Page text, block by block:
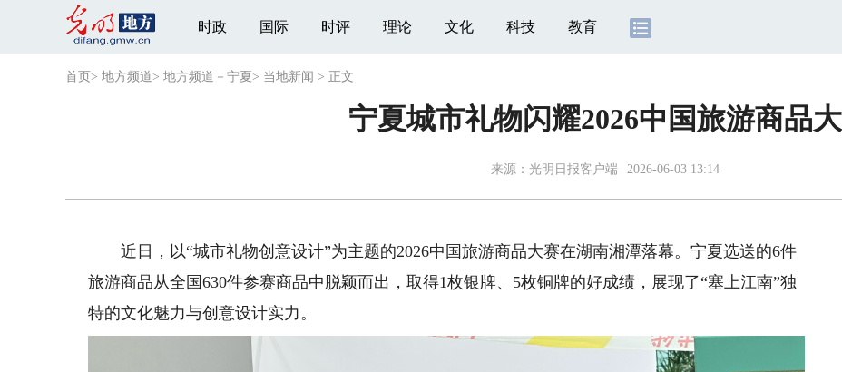
时政 国际 时评 理论 文化 科技 教育
首页 > 地方频道> 地方频道－宁夏 > 当地新闻 > 正文
宁夏城市礼物闪耀2026中国旅游商品
来源： 光明日报客户端 2026-06-03 13:14
近日，以“城市礼物创意设计”为主题的2026中国旅游商品大赛在湖南湘潭落幕。宁夏选送的6件
旅游商品从全国630件参赛商品中脱颖而出，取得1枚银牌、5枚铜牌的好成绩，展现了“塞上江南”独
特的文化魅力与创意设计实力。